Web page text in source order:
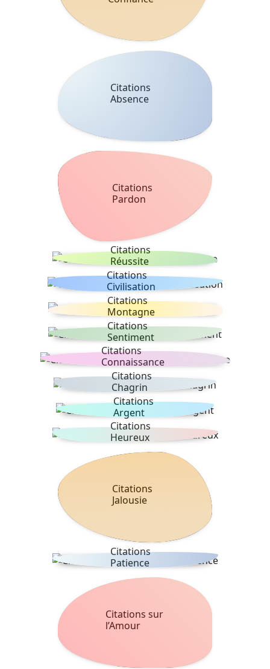
Citations
Absence
Citations
Pardon
Citations
Réussite
Citations
Civilisation
Citations
Montagne
Citations
Sentiment
Citations
Connaissance
Citations
Chagrin
Citations
Argent
Citations
Heureux
Citations
Jalousie
Citations
Patience
Citations sur
l’Amour